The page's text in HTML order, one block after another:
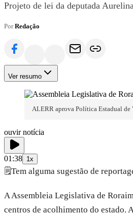
Projeto de lei da deputada
PorRedação
Ver resumo
ALERR aprova Política Estadual de
ouvir notícia
01:38 1x
🗒️Tem alguma sugestão de
A Assembleia Legislativa de
centros de acolhimento do estado.